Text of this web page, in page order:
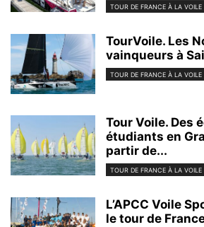
TOUR DE FRANCE À LA VOILE
TourVoile. Les
vainqueurs à
TOUR DE FRANCE À LA VOILE
Tour Voile. Des
étudiants en
partir de...
TOUR DE FRANCE À LA VOILE
L’APCC Voile
le tour de